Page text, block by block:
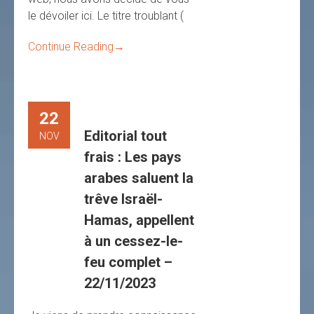
le dévoiler ici. Le titre troublant (
Continue Reading →
22
NOV
Editorial tout
frais : Les pays
arabes saluent la
trêve Israël-
Hamas, appellent
à un cessez-le-
feu complet –
22/11/2023